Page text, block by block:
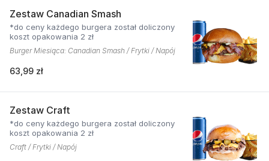
Zestaw Canadian Smash
*do ceny każdego burgera został doliczony
koszt opakowania 2 zł
Burger Miesiąca: Canadian Smash / Frytki / Napój
63,99 zł
Zestaw Craft
*do ceny każdego burgera został doliczony
koszt opakowania 2 zł
Craft / Frytki / Napój